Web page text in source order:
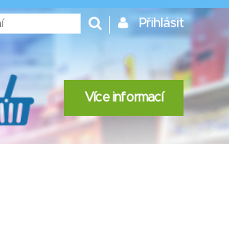
Přihlásit
Více informací